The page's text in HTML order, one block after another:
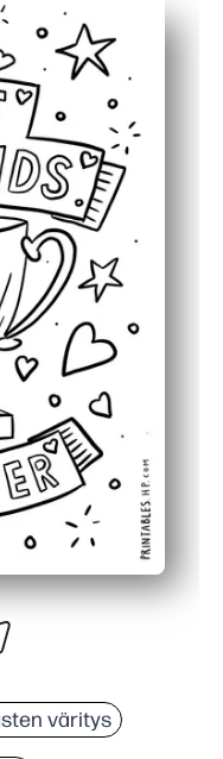
emotionaalisia
värittävät,
väritys